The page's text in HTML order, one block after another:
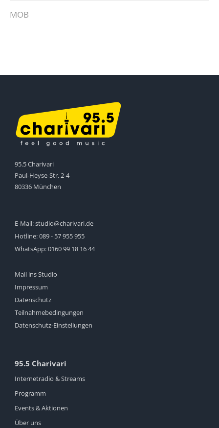
MOB
95.5 Charivari
Paul-Heyse-Str. 2-4
80336 München
E-Mail:studio@charivari.de
Hotline:089 - 57 955 955
WhatsApp:0160 99 18 16 44
Mail ins Studio
Impressum
Datenschutz
Teilnahmebedingungen
Datenschutz-Einstellungen
95.5 Charivari
Internetradio & Streams
Programm
Events & Aktionen
Über uns